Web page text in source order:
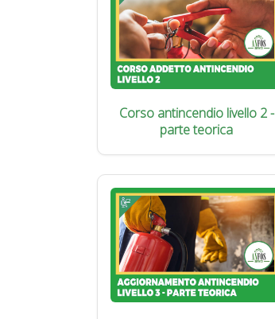
Corso antincendio livello 2 -
parte teorica